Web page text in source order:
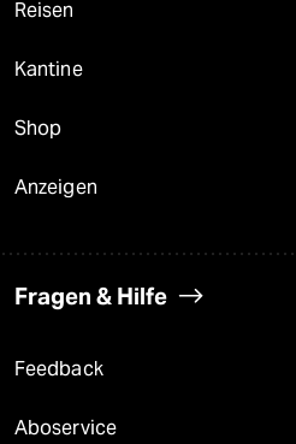
Reisen
Kantine
Shop
Anzeigen
Fragen & Hilfe
Feedback
Aboservice